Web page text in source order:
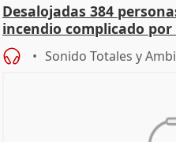
Desalojadas 384
incendio complicado
Sonido Totales y